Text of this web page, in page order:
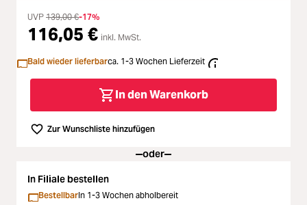
Loading...
Ferngläser
Loading...
Second Hand
SALE
Loading...
UVP 139,00 €-17%
116,05 € inkl. MwSt.
Bald wieder lieferbarca. 1-3 Wochen Lieferzeit
In den Warenkorb
Zur Wunschliste hinzufügen
oder
In Filiale bestellen
BestellbarIn 1-3 Wochen abholbereit